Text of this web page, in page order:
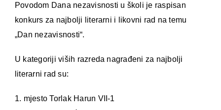
Povodom Dana nezavisnosti u školi je raspisan
konkurs za najbolji literarni i likovni rad na temu
„Dan nezavisnosti“.
U kategoriji viših razreda nagrađeni za najbolji
literarni rad su:
1. mjesto Torlak Harun VII-1